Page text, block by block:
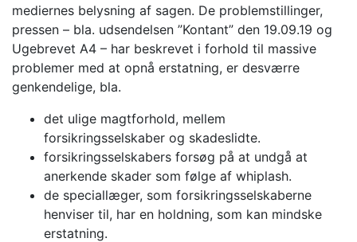
mediernes belysning af sagen. De problemstillinger,
pressen – bla. udsendelsen ”Kontant” den 19.09.19 og
Ugebrevet A4 – har beskrevet i forhold til massive
problemer med at opnå erstatning, er desværre
genkendelige, bla.
det ulige magtforhold, mellem
forsikringsselskaber og skadeslidte.
forsikringsselskabers forsøg på at undgå at
anerkende skader som følge af whiplash.
de speciallæger, som forsikringsselskaberne
henviser til, har en holdning, som kan mindske
erstatning.